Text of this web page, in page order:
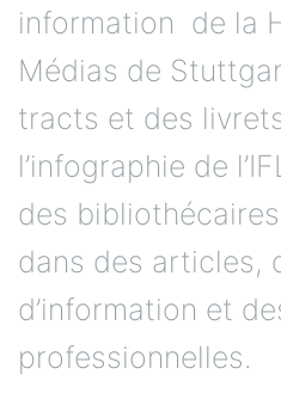
information de la
Médias de
tracts et des
l’infographie de
des
dans des articles,
d’information et
professionnelles.